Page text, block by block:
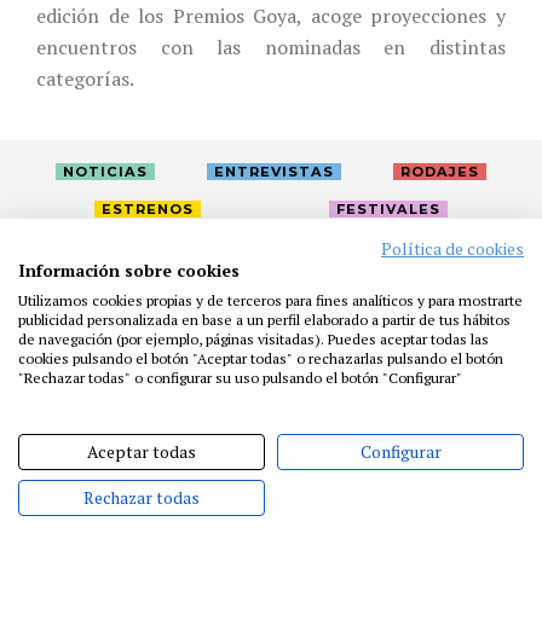
edición de los Premios Goya, acoge proyecciones y
encuentros con las nominadas en distintas
categorías.
NOTICIAS ENTREVISTAS RODAJES
ESTRENOS FESTIVALES
PRENSA
FUNDACIÓN RESIDENCIAS
AYUDAS
BIBLIOTECA
PUBLICACIONES
CONTACTO
Política de cookies
Información sobre cookies
Utilizamos cookies propias y de terceros para fines analíticos y para mostrarte
publicidad personalizada en base a un perfil elaborado a partir de tus hábitos
de navegación (por ejemplo, páginas visitadas). Puedes aceptar todas las
cookies pulsando el botón "Aceptar todas" o rechazarlas pulsando el botón
"Rechazar todas" o configurar su uso pulsando el botón "Configurar"
Aceptar todas Configurar
Rechazar todas